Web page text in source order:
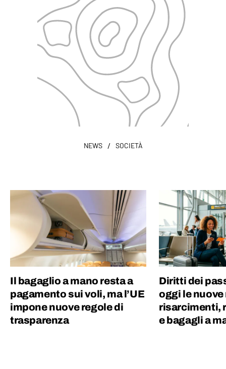
NEWS / SOCIETÀ
Il bagaglio a mano resta a
pagamento sui voli, ma l’UE
impone nuove regole di
trasparenza
Diritti dei
oggi le nuove
risarcimenti,
e bagagli a